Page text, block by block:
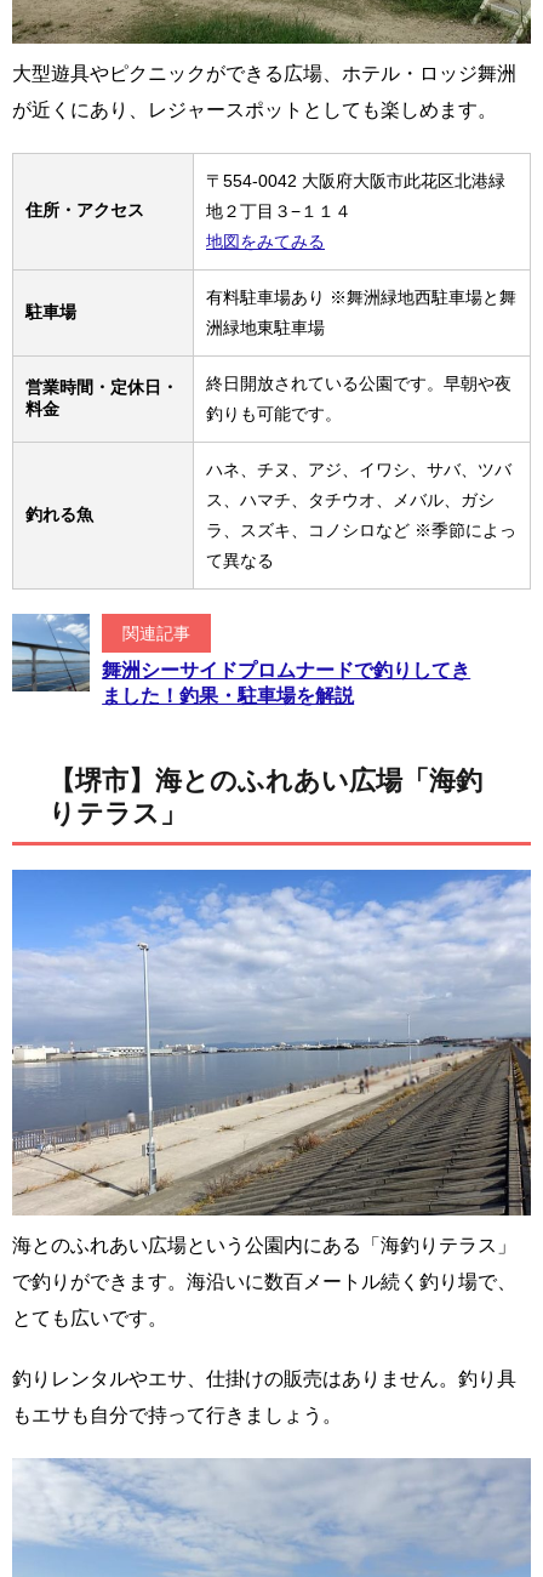
大型遊具やピクニックができる広場、ホテル・ロッジ舞洲
が近くにあり、レジャースポットとしても楽しめます。
住所・アクセス
〒554-0042 大阪府大阪市此花区北港緑
地２丁目３−１１４
地図をみてみる
駐車場
有料駐車場あり ※舞洲緑地西駐車場と舞
洲緑地東駐車場
営業時間・定休日・
料金
終日開放されている公園です。早朝や夜​
釣りも可能です。
釣れる魚
ハネ、チヌ、アジ、イワシ、サバ、ツバ
ス、ハマチ、タチウオ、メバル、ガシ
ラ、スズキ、コノシロなど ※季節によっ
て異なる
関連記事
舞洲シーサイドプロムナードで釣りしてき
ました！釣果・駐車場を解説
【堺市】海とのふれあい広場「海釣
りテラス」
海とのふれあい広場という公園内にある「海釣りテラス」
で釣りができます。海沿いに数百メートル続く釣り場で、
とても広いです。
釣りレンタルやエサ、仕掛けの販売はありません。釣り具
もエサも自分で持って行きましょう。